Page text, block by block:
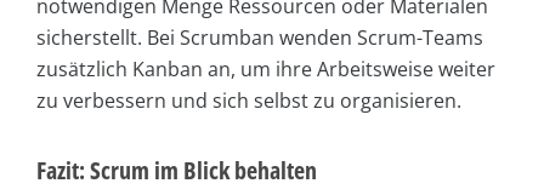
notwendigen Menge Ressourcen oder Materialen
sicherstellt. Bei Scrumban wenden Scrum-Teams
zusätzlich Kanban an, um ihre Arbeitsweise weiter
zu verbessern und sich selbst zu organisieren.
Fazit: Scrum im Blick behalten